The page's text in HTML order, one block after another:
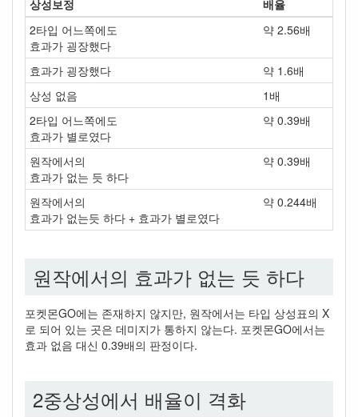
상성보정
배율
2타입 어느쪽에도
효과가 굉장했다
약 2.56배
효과가 굉장했다
약 1.6배
상성 없음
1배
2타입 어느쪽에도
효과가 별로였다
약 0.39배
원작에서의
효과가 없는 듯 하다
약 0.39배
원작에서의
효과가 없는듯 하다 + 효과가 별로였다
약 0.244배
원작에서의 효과가 없는 듯 하다
포켓몬GO에는 존재하지 않지만, 원작에서는 타입 상성표의 X
로 되어 있는 곳은 데미지가 통하지 않는다. 포켓몬GO에서는
효과 없음 대신 0.39배의 판정이다.
2중상성에서 배율이 격화